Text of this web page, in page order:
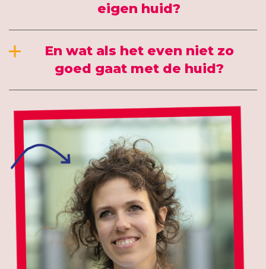
eigen huid?
En wat als het even niet zo
goed gaat met de huid?